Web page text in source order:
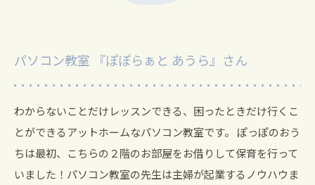
パソコン教室 『ぽぽらぁと あうら』さん
わからないことだけレッスンできる、困ったときだけ行くこ
とができるアットホームなパソコン教室です。
ぽっぽのおう
ちは最初、こちらの２階のお部屋をお借りして保育を行って
いました！パソコン教室の先生は主婦が起業するノウハウま